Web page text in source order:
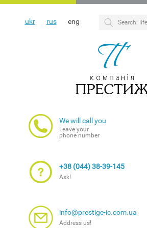
ukr rus eng
We will call you
Leave your
phone number
+38 (044) 38-39-145
Ask!
info@prestige-ic.com.ua
Address us!